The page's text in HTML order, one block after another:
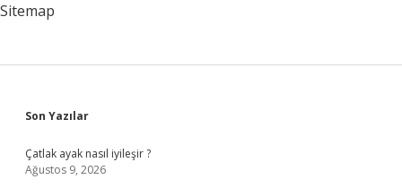
Sitemap
Sidebar
Son Yazılar
Çatlak ayak nasıl iyileşir ?
Ağustos 9, 2026